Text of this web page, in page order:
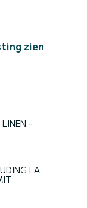
zien
-
LA